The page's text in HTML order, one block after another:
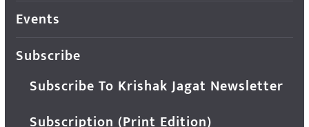
Events
Subscribe
Subscribe To Krishak Jagat Newsletter
Subscription (Print Edition)